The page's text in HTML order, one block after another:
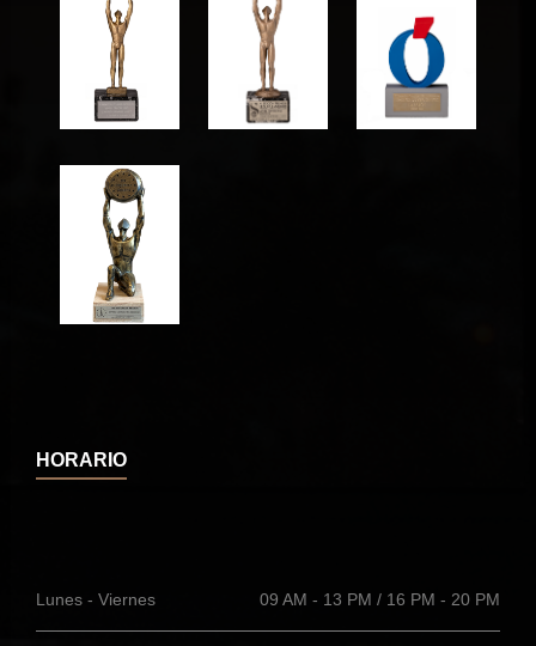
HORARIO
Lunes - Viernes 09 AM - 13 PM / 16 PM - 20 PM